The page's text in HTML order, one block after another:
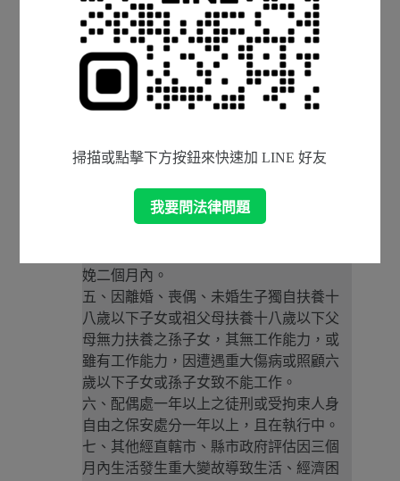
未超過政府當年公布最低生活費二點五倍
及臺灣地區平均每人每月消費支出一點五
倍，且家庭財產未超過中央主管機關公告
之一定金額，並具有下列情形之一者：
一、六十五歲以下，其配偶死亡，或失蹤
上。
二、因配偶惡意遺棄或受配偶不堪同居之
虐待，經判決離婚確定或已完成協議離婚
娩二個月內。
五、因離婚、喪偶、未婚生子獨自扶養十
八歲以下子女或祖父母扶養十八歲以下父
母無力扶養之孫子女，其無工作能力，或
雖有工作能力，因遭遇重大傷病或照顧六
歲以下子女或孫子女致不能工作。
六、配偶處一年以上之徒刑或受拘束人身
自由之保安處分一年以上，且在執行中。
七、其他經直轄市、縣市政府評估因三個
月內生活發生重大變故導致生活、經濟困
掃描或點擊下方按鈕來快速加 LINE 好友
我要問法律問題